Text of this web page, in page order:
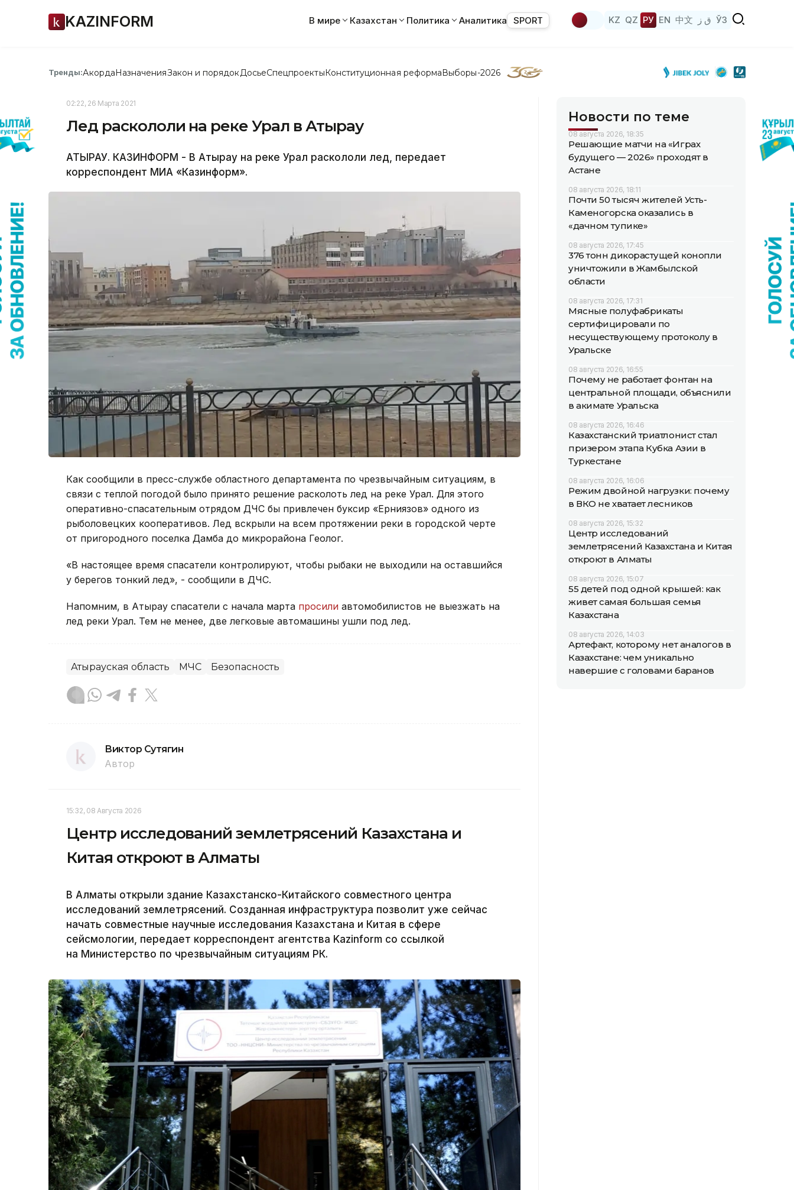
KAZINFORM В мире Казахстан Политика Аналитика SPORT KZ QZ РУ EN 中文 ق ز ЎЗ
Тренды:АкордаНазначенияЗакон и порядок ДосьеСпецпроектыКонституционная реформаВыборы-2026
02:22, 26 Марта 2021
Лед раскололи на реке Урал в Атырау
АТЫРАУ. КАЗИНФОРМ - В Атырау на реке Урал раскололи лед, передает
корреспондент МИА «Казинформ».
Как сообщили в пресс-службе областного департамента по чрезвычайным ситуациям, в
связи с теплой погодой было принято решение расколоть лед на реке Урал. Для этого
оперативно-спасательным отрядом ДЧС бы привлечен буксир «Ерниязов» одного из
рыболовецких кооперативов. Лед вскрыли на всем протяжении реки в городской черте
от пригородного поселка Дамба до микрорайона Геолог.
«В настоящее время спасатели контролируют, чтобы рыбаки не выходили на оставшийся
у берегов тонкий лед», - сообщили в ДЧС.
Напомним, в Атырау спасатели с начала марта просили автомобилистов не выезжать на
лед реки Урал. Тем не менее, две легковые автомашины ушли под лед.
Атырауская область МЧС Безопасность
Виктор Сутягин
Автор
15:32, 08 Августа 2026
Центр исследований землетрясений Казахстана и
Китая откроют в Алматы
В Алматы открыли здание Казахстанско-Китайского совместного центра
исследований землетрясений. Созданная инфраструктура позволит уже сейчас
начать совместные научные исследования Казахстана и Китая в сфере
сейсмологии, передает корреспондент агентства Kazinform со ссылкой
на Министерство по чрезвычайным ситуациям РК.
Новости по теме
08 августа 2026, 18:35
Решающие матчи на «Играх
будущего — 2026» проходят в
Астане
08 августа 2026, 18:11
Почти 50 тысяч жителей Усть-
Каменогорска оказались в
«дачном тупике»
08 августа 2026, 17:45
376 тонн дикорастущей конопли
уничтожили в Жамбылской
области
08 августа 2026, 17:31
Мясные полуфабрикаты
сертифицировали по
несуществующему протоколу в
Уральске
08 августа 2026, 16:55
Почему не работает фонтан на
центральной площади, объяснили
в акимате Уральска
08 августа 2026, 16:46
Казахстанский триатлонист стал
призером этапа Кубка Азии в
Туркестане
08 августа 2026, 16:06
Режим двойной нагрузки: почему
в ВКО не хватает лесников
08 августа 2026, 15:32
Центр исследований
землетрясений Казахстана и Китая
откроют в Алматы
08 августа 2026, 15:07
55 детей под одной крышей: как
живет самая большая семья
Казахстана
08 августа 2026, 14:03
Артефакт, которому нет аналогов в
Казахстане: чем уникально
навершие с головами баранов